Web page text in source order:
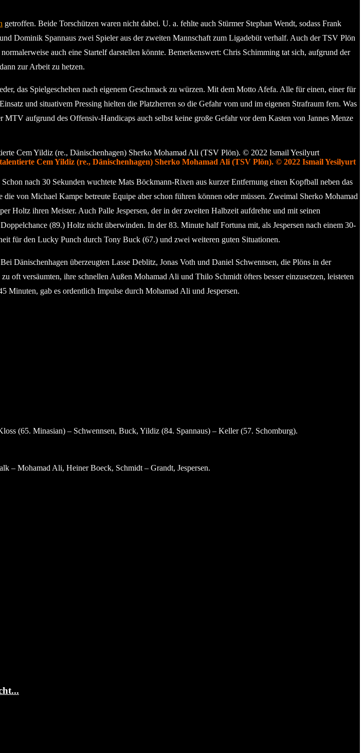
getroffen. Beide Torschützen waren nicht dabei. U. a. fehlte auch Stürmer Stephan Wendt, sodass Frank
Dominik Spannaus zwei Spieler aus der zweiten Mannschaft zum Ligadebüt verhalf. Auch der TSV Plön
auch eine Startelf darstellen könnte. Bemerkenswert: Chris Schimming tat sich, aufgrund der
zur Arbeit zu hetzen.
das Spielgeschehen nach eigenem Geschmack zu würzen. Mit dem Motto Afefa. Alle für einen, einer für
und situativem Pressing hielten die Platzherren so die Gefahr vom und im eigenen Strafraum fern. Was
aufgrund des Offensiv-Handicaps auch selbst keine große Gefahr vor dem Kasten von Jannes Menze
Cem Yildiz (re., Dänischenhagen) Sherko Mohamad Ali (TSV Plön). © 2022 Ismail Yesilyurt
nach 30 Sekunden wuchtete Mats Böckmann-Rixen aus kurzer Entfernung einen Kopfball neben das
von Michael Kampe betreute Equipe aber schon führen können oder müssen. Zweimal Sherko Mohamad
Holtz ihren Meister. Auch Palle Jespersen, der in der zweiten Halbzeit aufdrehte und mit seinen
(89.) Holtz nicht überwinden. In der 83. Minute half Fortuna mit, als Jespersen nach einem 30-
für den Lucky Punch durch Tony Buck (67.) und zwei weiteren guten Situationen.
Dänischenhagen überzeugten Lasse Deblitz, Jonas Voth und Daniel Schwennsen, die Plöns in der
versäumten, ihre schnellen Außen Mohamad Ali und Thilo Schmidt öfters besser einzusetzen, leisteten
gab es ordentlich Impulse durch Mohamad Ali und Jespersen.
(65. Minasian) – Schwennsen, Buck, Yildiz (84. Spannaus) – Keller (57. Schomburg).
– Mohamad Ali, Heiner Boeck, Schmidt – Grandt, Jespersen.